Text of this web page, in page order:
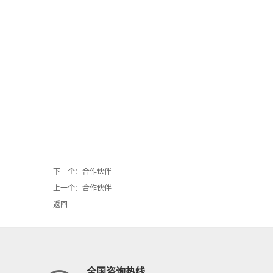
下一个： 合作伙伴
上一个： 合作伙伴
返回